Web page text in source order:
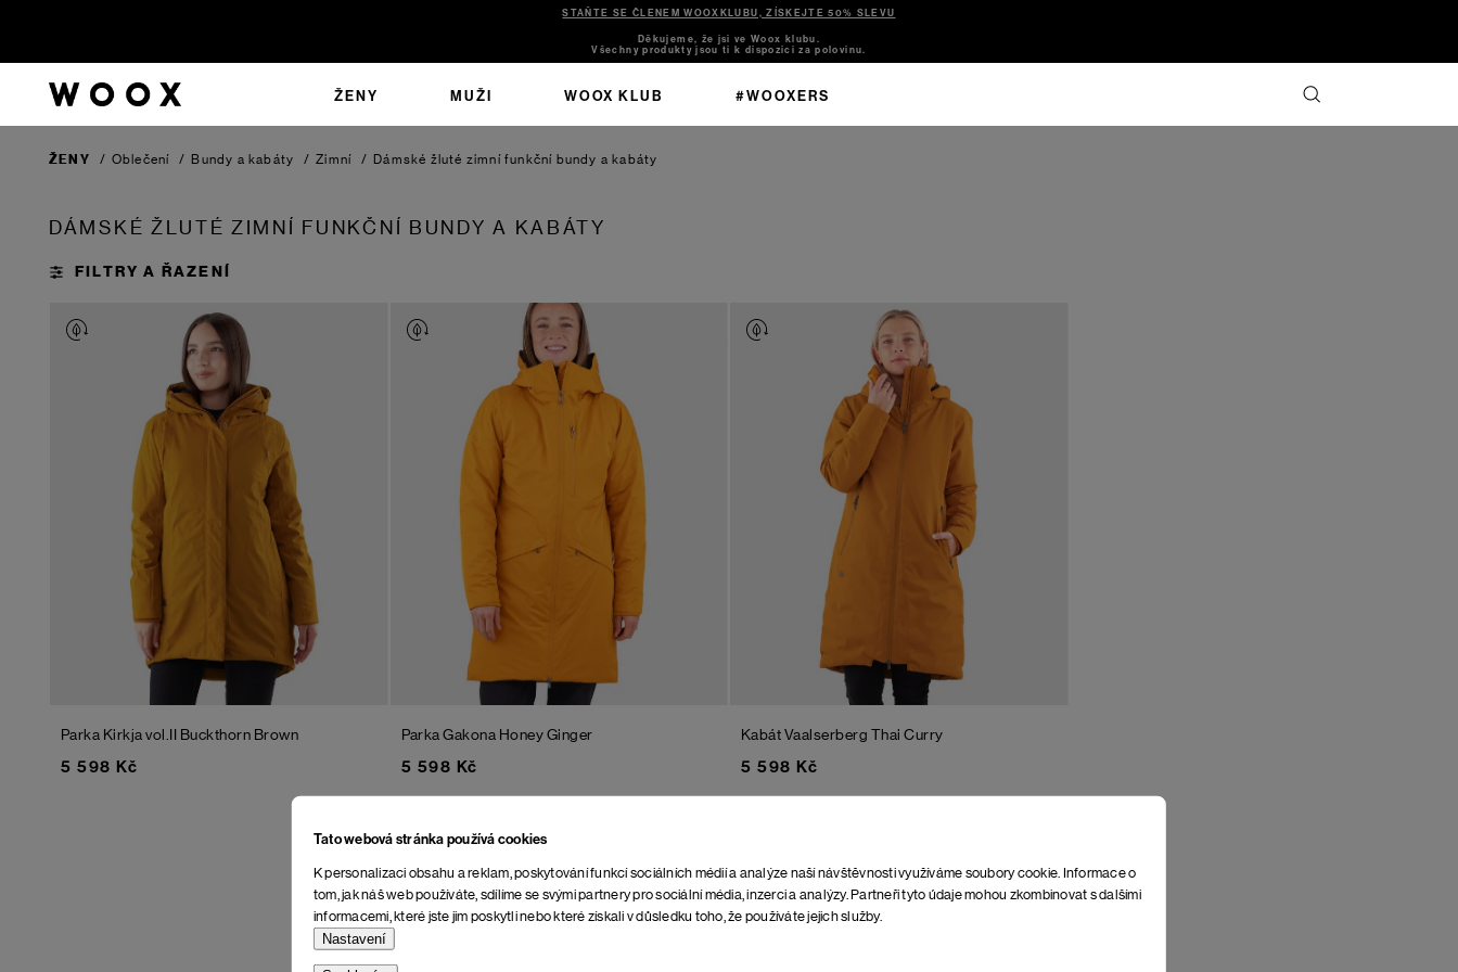
Tato webová stránka používá cookies
K personalizaci obsahu a reklam, poskytování funkcí sociálních médií a analýze naší návštěvnosti využíváme soubory cookie. Informace o
tom, jak náš web používáte, sdílíme se svými partnery pro sociální média, inzerci a analýzy. Partneři tyto údaje mohou zkombinovat s dalšími
informacemi, které jste jim poskytli nebo které získali v důsledku toho, že používáte jejich služby.
Nastavení
STAŇTE SE ČLENEM WOOXKLUBU, ZÍSKEJTE 50% SLEVU
Děkujeme, že jsi ve Woox klubu.
Všechny produkty jsou ti k dispozici za polovinu.
ŽENY MUŽI WOOX KLUB #WOOXERS
ŽENY / Oblečení / Bundy a kabáty / Zimní / Dámské žluté zimní funkční bundy a kabáty
DÁMSKÉ ŽLUTÉ ZIMNÍ FUNKČNÍ BUNDY A KABÁTY
Parka Kirkja vol.II Buckthorn Brown
5 598 Kč
Parka Gakona Honey Ginger
5 598 Kč
Kabát Vaalserberg Thai Curry
5 598 Kč